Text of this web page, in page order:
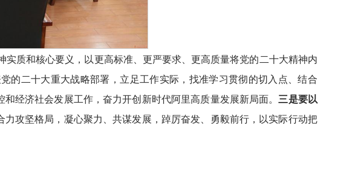
实质和核心要义，以更高标准、更严要求、更高质量将党的二十大精神内
的二十大重大战略部署，立足工作实际，找准学习贯彻的切入点、结合
经济社会发展工作，奋力开创新时代阿里高质量发展新局面。 三是要以
攻坚格局，凝心聚力、共谋发展，踔厉奋发、勇毅前行，以实际行动把